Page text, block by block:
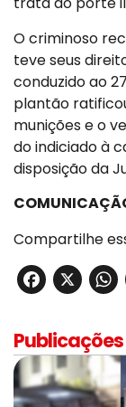
O criminoso
teve seus
conduzido ao
plantão
munições e o
do indiciado à
disposição da
Compartilhe
X